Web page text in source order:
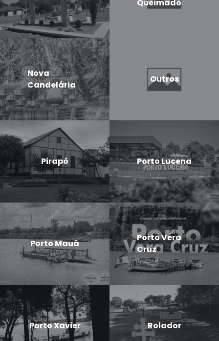
Queimado
Nova
Candelária
Outros
Pirapó Porto Lucena
Porto Mauá
Porto Vera
Cruz
Porto Xavier Rolador